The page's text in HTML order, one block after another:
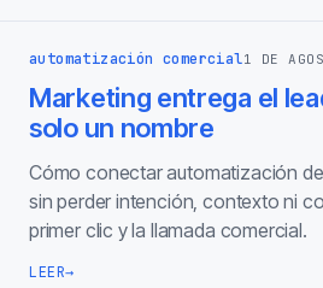
automatización comercial1 DE
Marketing entrega el
solo un nombre
Cómo conectar automatización
sin perder intención, contexto ni
primer clic y la llamada comercial.
LEER→